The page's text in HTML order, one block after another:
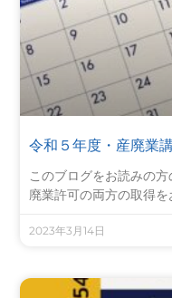
令和５年度・産廃業
このブログをお読みの
廃業許可の両方の取得
2023年3月14日